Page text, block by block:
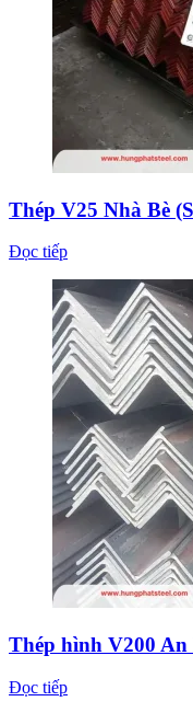
Thép V25 Nhà Bè
Đọc tiếp
Thép hình V200
Đọc tiếp